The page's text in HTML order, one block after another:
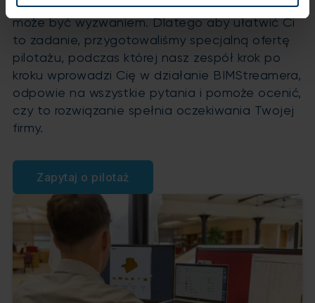
Wiemy, że wdrożenie oprogramowania do firmy
może być wyzwaniem. Dlatego aby ułatwić Ci
to zadanie, przygotowaliśmy specjalną ofertę
pilotażu, podczas której nasz zespół krok po
kroku wprowadzi Cię w działanie BIMStreamera,
odpowie na wszystkie pytania i pomoże ocenić,
czy to rozwiązanie spełnia oczekiwania Twojej
firmy.
Zapytaj o pilotaż